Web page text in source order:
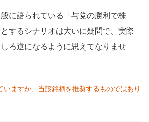
に語られている「与党の勝利で株
するシナリオは大いに疑問で、実際
ろ逆になるように思えてなりませ
いますが、当該銘柄を推奨するものではあり